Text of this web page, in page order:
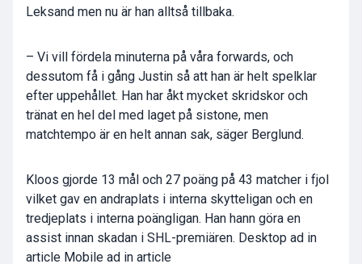
Leksand men nu är han alltså tillbaka.
– Vi vill fördela minuterna på våra forwards, och
dessutom få i gång Justin så att han är helt spelklar
efter uppehållet. Han har åkt mycket skridskor och
tränat en hel del med laget på sistone, men
matchtempo är en helt annan sak, säger Berglund.
Kloos gjorde 13 mål och 27 poäng på 43 matcher i fjol
vilket gav en andraplats i interna skytteligan och en
tredjeplats i interna poängligan. Han hann göra en
assist innan skadan i SHL-premiären. Desktop ad in
article Mobile ad in article